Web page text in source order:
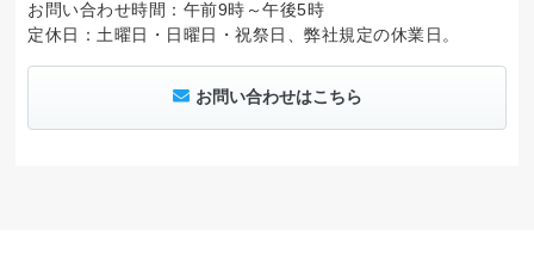
お問い合わせ時間：午前9時～午後5時
定休日：土曜日・日曜日・祝祭日、弊社規定の休業日。
お問い合わせはこちら